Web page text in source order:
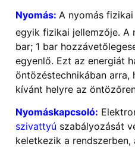
Nyomás: A nyomás
egyik fizikai jellemzője. A
bar; 1 bar
egyenlő. Ezt az energiát
öntözéstechnikában arra,
kívánt helyre az
Nyomáskapcsoló:
szivattyú szabályozását
keletkezik a